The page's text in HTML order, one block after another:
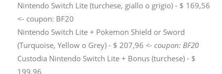
Nintendo Switch Lite (turchese, giallo o grigio) - $ 169,56
<- coupon: BF20
Nintendo Switch Lite + Pokemon Shield or Sword
(Turquoise, Yellow o Grey) - $ 207,96 <- coupon: BF20
Custodia Nintendo Switch Lite + Bonus (turchese) - $
199,96